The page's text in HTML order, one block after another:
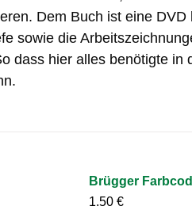
Dem Buch ist eine
sowie die
dass hier alles benötigte
Brügger
1,50€